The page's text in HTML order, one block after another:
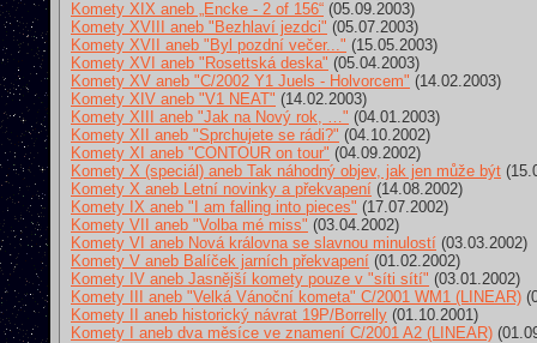
Komety XIX aneb „Encke - 2 of 156“ (05.09.2003)
Komety XVIII aneb "Bezhlaví jezdci" (05.07.2003)
Komety XVII aneb "Byl pozdní večer..." (15.05.2003)
Komety XVI aneb "Rosettská deska" (05.04.2003)
Komety XV aneb "C/2002 Y1 Juels - Holvorcem" (14.02.2003)
Komety XIV aneb "V1 NEAT" (14.02.2003)
Komety XIII aneb "Jak na Nový rok, …" (04.01.2003)
Komety XII aneb "Sprchujete se rádi?" (04.10.2002)
Komety XI aneb "CONTOUR on tour" (04.09.2002)
Komety X (speciál) aneb Tak náhodný objev, jak jen může být
Komety X aneb Letní novinky a překvapení (14.08.2002)
Komety IX aneb "I am falling into pieces" (17.07.2002)
Komety VII aneb "Volba mé miss" (03.04.2002)
Komety VI aneb Nová královna se slavnou minulostí (03.03.2002)
Komety V aneb Balíček jarních překvapení (01.02.2002)
Komety IV aneb Jasnější komety pouze v "síti sítí" (03.01.2002)
Komety III aneb "Velká Vánoční kometa" C/2001 WM1 (LINEAR)
Komety II aneb historický návrat 19P/Borrelly (01.10.2001)
Komety I aneb dva měsíce ve znamení C/2001 A2 (LINEAR)